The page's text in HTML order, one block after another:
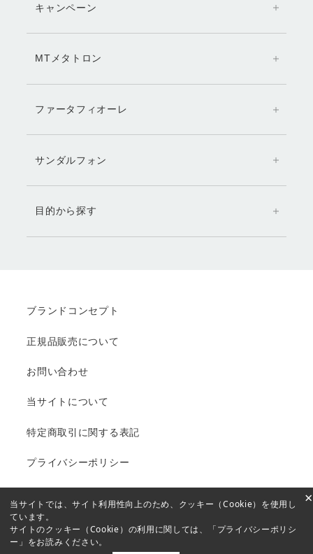
キャンペーン
MTメタトロン
ファータフィオーレ
サンダルフォン
目的から探す
ブランドコンセプト
正規品販売について
お問い合わせ
当サイトについて
特定商取引に関する表記
プライバシーポリシー
Copyright © 2005-2021 MTコスメティクス／ご注文サイト
×
当サイトでは、サイト利用性向上のため、クッキー（Cookie）を使用し
ています。
サイトのクッキー（Cookie）の利用に関しては、
「プライバシーポリシ
ー」 をお読みください。